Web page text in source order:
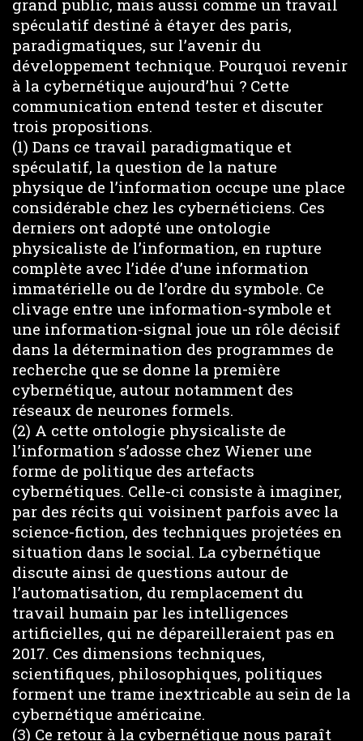
grand public, mais aussi comme un travail
spéculatif destiné à étayer des paris,
paradigmatiques, sur l’avenir du
développement technique. Pourquoi revenir
à la cybernétique aujourd’hui ? Cette
communication entend tester et discuter
trois propositions.
(1) Dans ce travail paradigmatique et
spéculatif, la question de la nature
physique de l’information occupe une place
considérable chez les cybernéticiens. Ces
derniers ont adopté une ontologie
physicaliste de l’information, en rupture
complète avec l’idée d’une information
immatérielle ou de l’ordre du symbole. Ce
clivage entre une information-symbole et
une information-signal joue un rôle décisif
dans la détermination des programmes de
recherche que se donne la première
cybernétique, autour notamment des
réseaux de neurones formels.
(2) A cette ontologie physicaliste de
l’information s’adosse chez Wiener une
forme de politique des artefacts
cybernétiques. Celle-ci consiste à imaginer,
par des récits qui voisinent parfois avec la
science-fiction, des techniques projetées en
situation dans le social. La cybernétique
discute ainsi de questions autour de
l’automatisation, du remplacement du
travail humain par les intelligences
artificielles, qui ne dépareilleraient pas en
2017. Ces dimensions techniques,
scientifiques, philosophiques, politiques
forment une trame inextricable au sein de la
cybernétique américaine.
(3) Ce retour à la cybernétique nous paraît